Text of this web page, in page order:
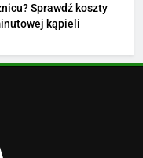
średnie zarobki,
poznajmy
Sprawdź koszty
kąpieli